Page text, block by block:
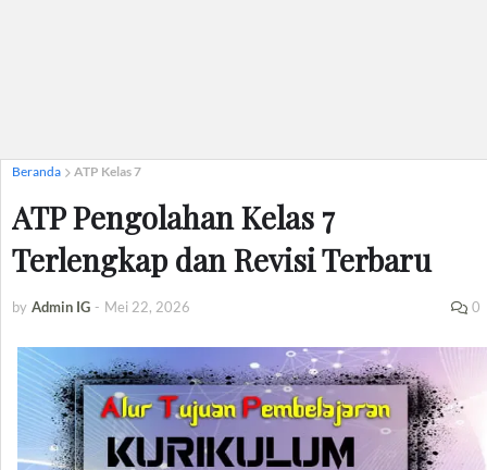
Beranda ATP Kelas 7
ATP Pengolahan Kelas 7
Terlengkap dan Revisi Terbaru
by Admin IG - Mei 22, 2026 0